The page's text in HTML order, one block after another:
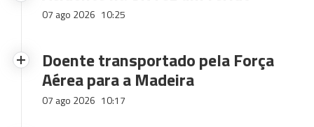
07 ago 2026 10:25
Doente transportado pela Força
Aérea para a Madeira
07 ago 2026 10:17